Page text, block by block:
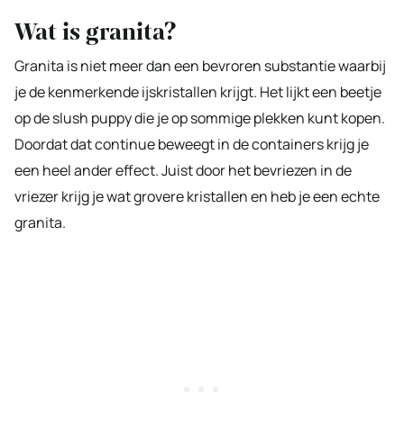
Wat is granita?
Granita is niet meer dan een bevroren substantie waarbij
je de kenmerkende ijskristallen krijgt. Het lijkt een beetje
op de slush puppy die je op sommige plekken kunt kopen.
Doordat dat continue beweegt in de containers krijg je
een heel ander effect. Juist door het bevriezen in de
vriezer krijg je wat grovere kristallen en heb je een echte
granita.